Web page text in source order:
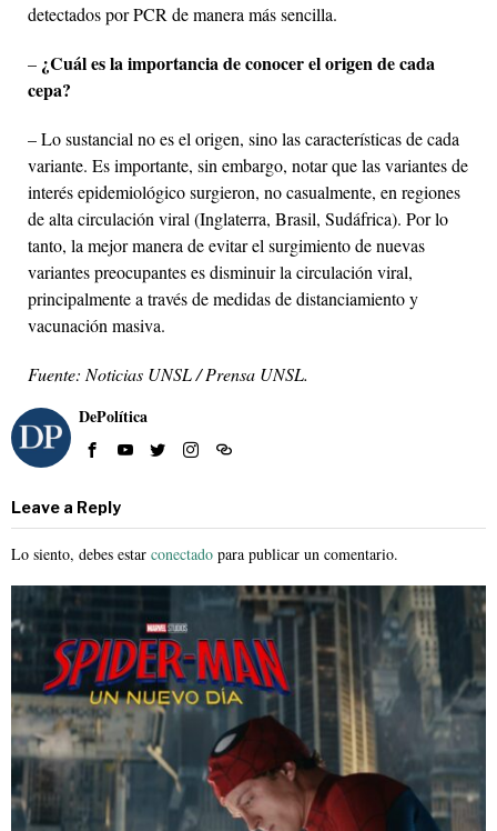
detectados por PCR de manera más sencilla.
– ¿Cuál es la importancia de conocer el origen de cada
cepa?
– Lo sustancial no es el origen, sino las características de cada
variante. Es importante, sin embargo, notar que las variantes de
interés epidemiológico surgieron, no casualmente, en regiones
de alta circulación viral (Inglaterra, Brasil, Sudáfrica). Por lo
tanto, la mejor manera de evitar el surgimiento de nuevas
variantes preocupantes es disminuir la circulación viral,
principalmente a través de medidas de distanciamiento y
vacunación masiva.
Fuente: Noticias UNSL / Prensa UNSL.
DePolítica
Leave a Reply
Lo siento, debes estar conectado para publicar un comentario.